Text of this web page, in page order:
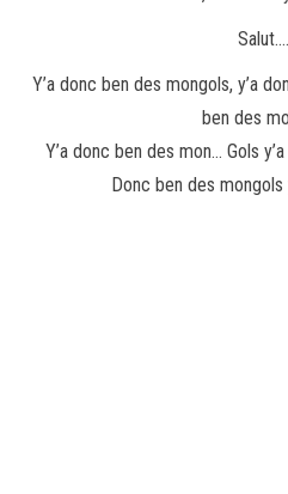
Y’a donc ben des mongols, y’a
ben des
Y’a donc ben des mon… Gols
Donc ben des mongols